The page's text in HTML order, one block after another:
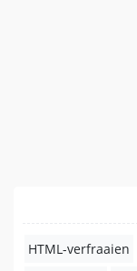
HTML-verfraaien